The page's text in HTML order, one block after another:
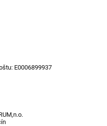
E0006899937